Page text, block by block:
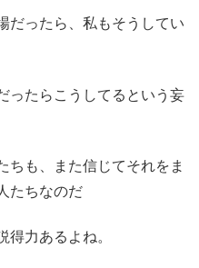
だったら、私もそうしてい
ったらこうしてるという妄
ちも、また信じてそれをま
たちなのだ
得力あるよね。